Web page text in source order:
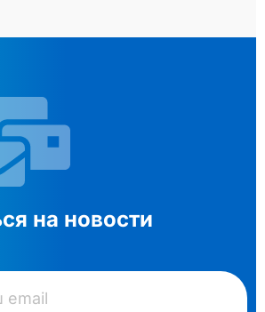
на новости